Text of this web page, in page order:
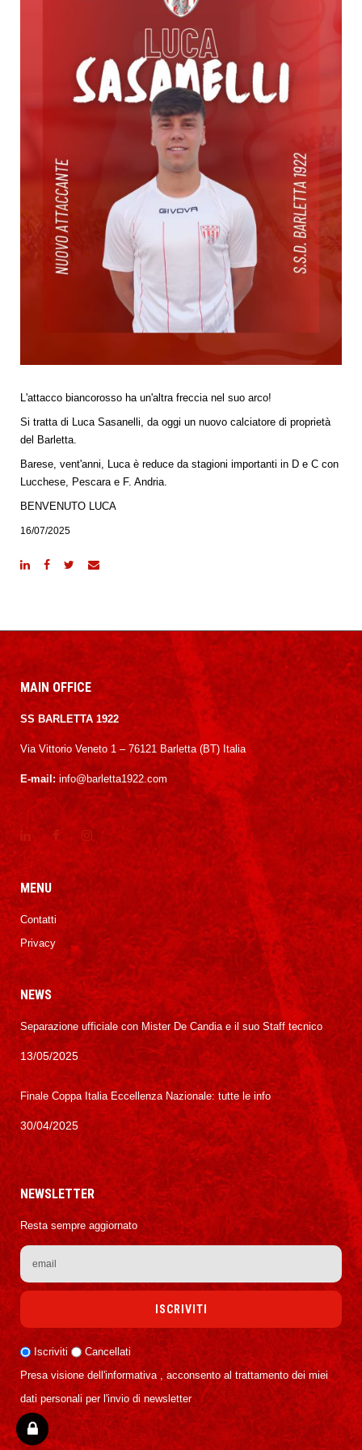
L'attacco biancorosso ha un'altra freccia nel suo arco!
Si tratta di Luca Sasanelli, da oggi un nuovo calciatore di proprietà
del Barletta.
Barese, vent'anni, Luca è reduce da stagioni importanti in D e C con
Lucchese, Pescara e F. Andria.
BENVENUTO LUCA
16/07/2025
MAIN OFFICE
SS BARLETTA 1922
Via Vittorio Veneto 1 – 76121 Barletta (BT) Italia
E-mail: info@barletta1922.com
MENU
Contatti
Privacy
NEWS
Separazione ufficiale con Mister De Candia e il suo Staff tecnico
13/05/2025
Finale Coppa Italia Eccellenza Nazionale: tutte le info
30/04/2025
NEWSLETTER
Resta sempre aggiornato
Iscriviti
Cancellati
Presa visione dell'informativa , acconsento al trattamento dei miei
dati personali per l'invio di newsletter